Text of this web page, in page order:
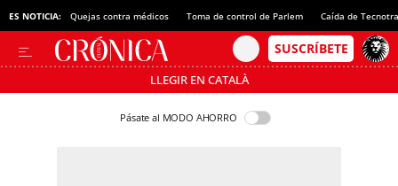
ES NOTICIA: Quejas contra médicos Toma de control de Parlem Caída de
LLEGIR EN CATALÀ
Pásate al MODO AHORRO